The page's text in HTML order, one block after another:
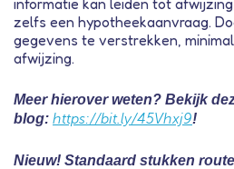
informatie kan leiden tot
zelfs een hypotheekaanvraag.
gegevens te verstrekken,
afwijzing.
Meer hierover weten? Bekijk
blog: https://bit.ly/45Vhxj9!
Nieuw! Standaard stukken route